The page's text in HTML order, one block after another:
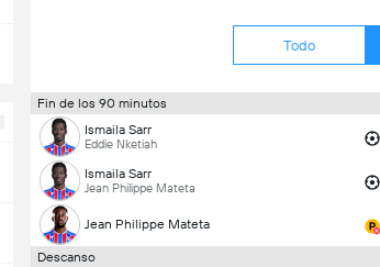
Todo
Fin de los 90 minutos
Ismaila Sarr
Eddie Nketiah
Ismaila Sarr
Jean Philippe Mateta
Jean Philippe Mateta
Descanso